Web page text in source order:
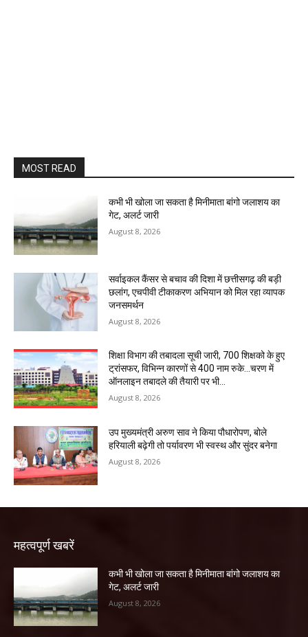
MOST READ
कभी भी खोला जा सकता है मिनीमाता बांगो जलाशय का
गेट, अलर्ट जारी
August 8, 2026
सर्वाइकल कैंसर से बचाव की दिशा में छत्तीसगढ़ की बड़ी
छलांग, एचपीवी टीकाकरण अभियान को मिल रहा व्यापक
जनसमर्थन
August 8, 2026
शिक्षा विभाग की तबादला सूची जारी, 700 शिक्षको के हुए
ट्रांसफर, विभिन्न कारणों से 400 नाम रुके…चरण में
ऑनलाइन तबादले की तैयारी पर भी...
August 8, 2026
उप मुख्यमंत्री अरुण साव ने किया पौधारोपण, बोले
हरियाली बढ़ेगी तो पर्यावरण भी स्वस्थ और सुंदर बनेगा
August 8, 2026
महत्वपूर्ण खबरें
कभी भी खोला जा सकता है मिनीमाता बांगो जलाशय का
गेट, अलर्ट जारी
August 8, 2026